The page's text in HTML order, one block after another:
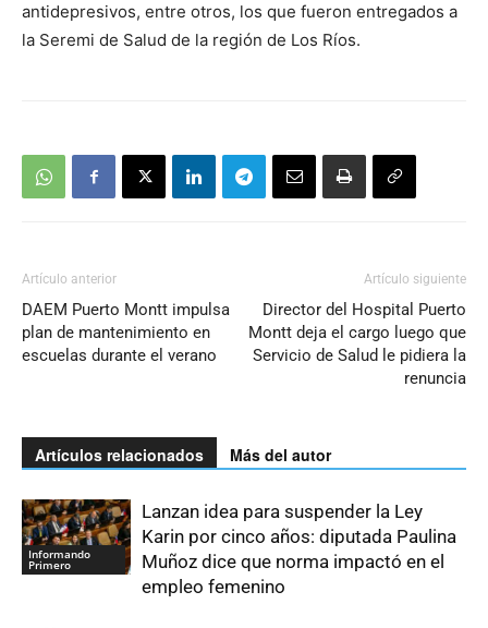
antidepresivos, entre otros, los que fueron entregados a
la Seremi de Salud de la región de Los Ríos.
Artículo anterior
DAEM Puerto Montt impulsa
plan de mantenimiento en
escuelas durante el verano
Artículo siguiente
Director del Hospital Puerto
Montt deja el cargo luego que
Servicio de Salud le pidiera la
renuncia
Artículos relacionados Más del autor
Informando
Primero
Lanzan idea para suspender la Ley
Karin por cinco años: diputada Paulina
Muñoz dice que norma impactó en el
empleo femenino